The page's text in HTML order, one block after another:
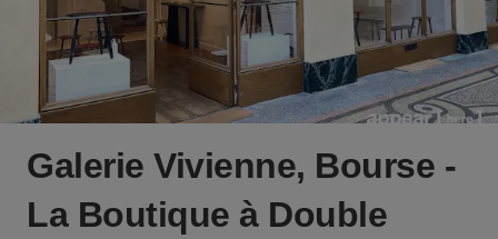
Galerie Vivienne, Bourse -
La Boutique à Double